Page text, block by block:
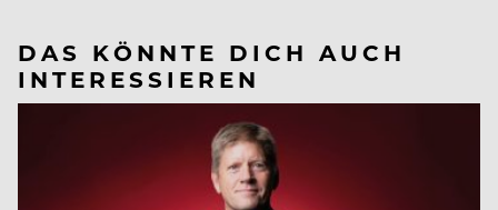
DAS KÖNNTE DICH AUCH
INTERESSIEREN